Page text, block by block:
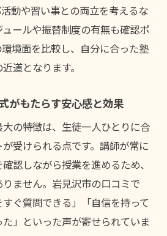
細チェックで安心の学習環境
ン選びで後悔しないコツ
動や習い事との両立を考えるな
ールや振替制度の有無も確認ポ
境面を比較し、自分に合った塾
道となります。
がもたらす安心感と効果
の特徴は、生徒一人ひとりに合
受けられる点です。講師が常に
認しながら授業を進めるため、
ません。岩見沢市の口コミで
ぐ質問できる」「自信を持って
」といった声が寄せられていま